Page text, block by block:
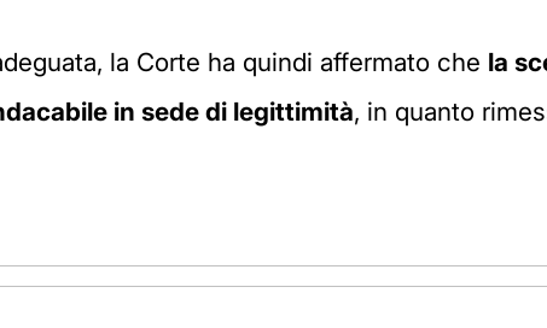
la Corte ha quindi affermato che la
in sede di legittimità, in quanto